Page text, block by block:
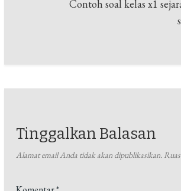
Contoh soal kelas x1
Tinggalkan Balasan
Alamat email Anda tidak akan dipublikasikan.